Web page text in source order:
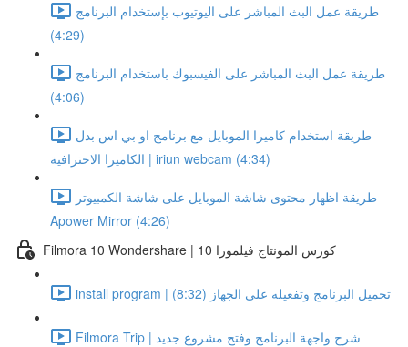
طريقة عمل البث المباشر على اليوتيوب بإستخدام البرنامج
(4:29)
طريقة عمل البث المباشر على الفيسبوك باستخدام البرنامج
(4:06)
طريقة استخدام كاميرا الموبايل مع برنامج او بي اس بدل
الكاميرا الاحترافية | iriun webcam (4:34)
طريقة اظهار محتوى شاشة الموبايل على شاشة الكمبيوتر -
Apower Mirror (4:26)
Filmora 10 Wondershare | كورس المونتاج فيلمورا 10
install program | تحميل البرنامج وتفعيله على الجهاز (8:32)
Filmora Trip | شرح واجهة البرنامج وفتح مشروع جديد